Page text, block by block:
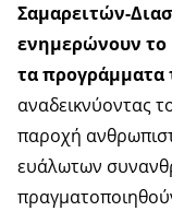
Σαμαρειτών-
ενημερώνουν το
τα προγράμματα
αναδεικνύοντας
παροχή
ευάλωτων